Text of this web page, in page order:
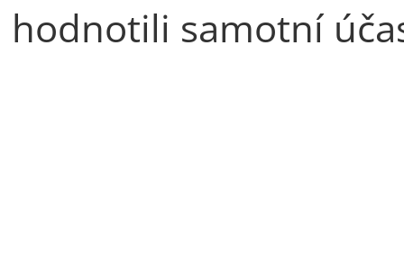
hodnotili samotní